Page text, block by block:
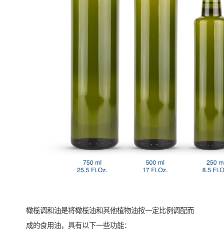
橄榄调和油是将橄榄油和其他植物油按一定比例调配而
成的食用油，具有以下一些功能：